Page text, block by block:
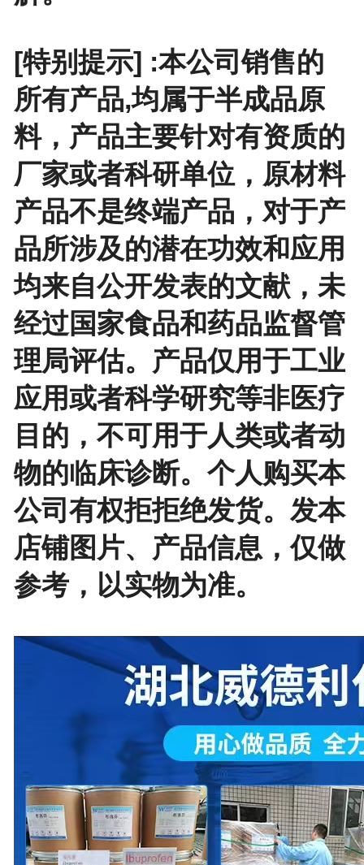
[特别提示] :本公司销售的
所有产品,均属于半成品原
料，产品主要针对有资质的
厂家或者科研单位，原材料
产品不是终端产品，对于产
品所涉及的潜在功效和应用
均来自公开发表的文献，未
经过国家食品和药品监督管
理局评估。产品仅用于工业
应用或者科学研究等非医疗
目的，不可用于人类或者动
物的临床诊断。个人购买本
公司有权拒拒绝发货。发本
店铺图片、产品信息，仅做
参考，以实物为准。